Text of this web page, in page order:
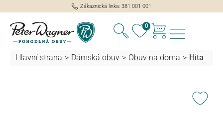
obsah
Zákaznická linka: 381 001 001
0
Hlavní strana > Dámská obuv > Obuv na doma > Hita